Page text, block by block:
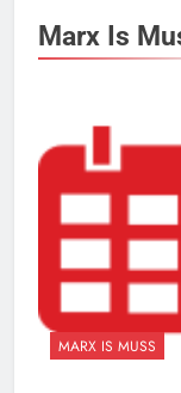
Marx Is
MARX IS MUSS